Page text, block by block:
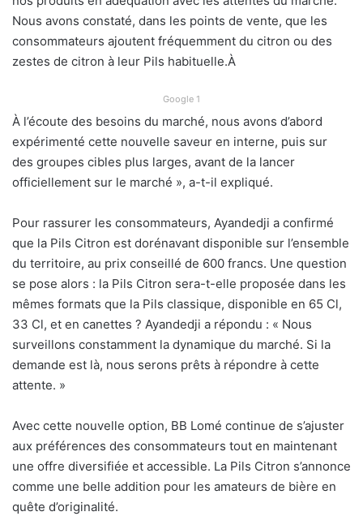
Nous avons constaté, dans les points de vente, que les
consommateurs ajoutent fréquemment du citron ou des
zestes de citron à leur Pils habituelle.À
Google 1
À l’écoute des besoins du marché, nous avons d’abord
expérimenté cette nouvelle saveur en interne, puis sur
des groupes cibles plus larges, avant de la lancer
officiellement sur le marché », a-t-il expliqué.
Pour rassurer les consommateurs, Ayandedji a confirmé
que la Pils Citron est dorénavant disponible sur l’ensemble
du territoire, au prix conseillé de 600 francs. Une question
se pose alors : la Pils Citron sera-t-elle proposée dans les
mêmes formats que la Pils classique, disponible en 65 Cl,
33 Cl, et en canettes ? Ayandedji a répondu : « Nous
surveillons constamment la dynamique du marché. Si la
demande est là, nous serons prêts à répondre à cette
attente. »
Avec cette nouvelle option, BB Lomé continue de s’ajuster
aux préférences des consommateurs tout en maintenant
une offre diversifiée et accessible. La Pils Citron s’annonce
comme une belle addition pour les amateurs de bière en
quête d’originalité.